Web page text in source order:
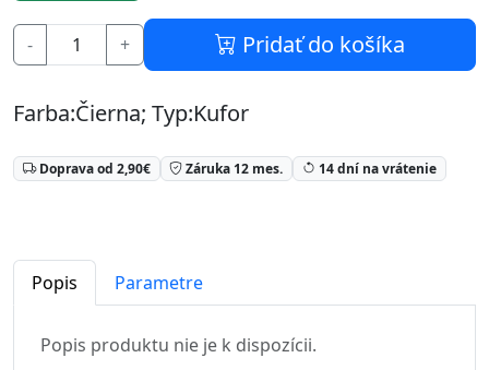
- + Pridať do košíka
Farba:Čierna; Typ:Kufor
Doprava od 2,90€ Záruka 12 mes. 14 dní na vrátenie
Popis Parametre
Popis produktu nie je k dispozícii.